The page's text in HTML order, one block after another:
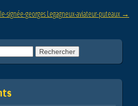
signée-georges Legagneux-aviateur-puteaux →